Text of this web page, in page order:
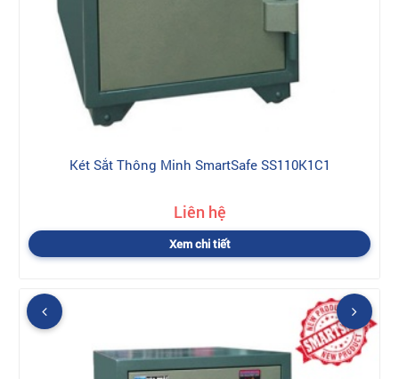
Két Sắt Thông Minh SmartSafe SS110K1C1
Liên hệ
Xem chi tiết